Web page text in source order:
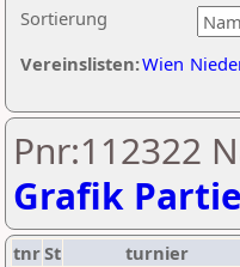
Sortierung
Vereinslisten:Wien
Pnr:112322
Grafik
tnrSt turnier